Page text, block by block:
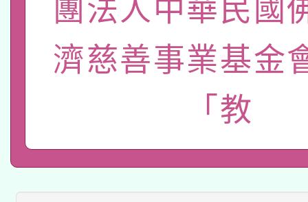
動」
本校115學年度第2次
招甄選結果公告(無人
適應運動共學行動站研
本館辦理115年度閱讀
科技賦能─人工智慧
礎課程
A3數位素養講師名單
團法人中華民國
濟慈善事業基金
「教